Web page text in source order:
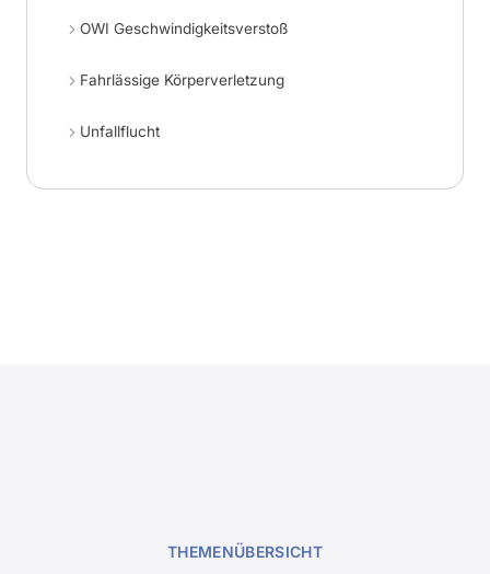
OWI Geschwindigkeitsverstoß
Fahrlässige Körperverletzung
Unfallflucht
THEMENÜBERSICHT